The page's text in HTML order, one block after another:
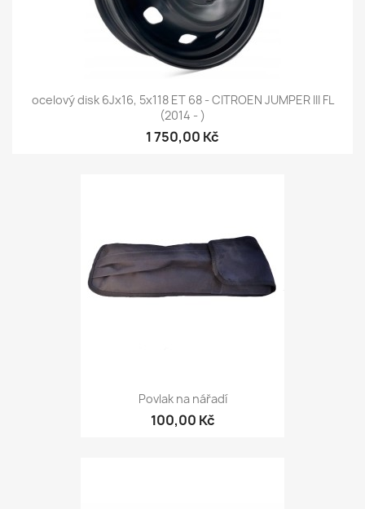
ocelový disk 6Jx16, 5x118 ET 68 - CITROEN JUMPER III FL
(2014 - )
1 750,00 Kč
Povlak na nářadí
100,00 Kč